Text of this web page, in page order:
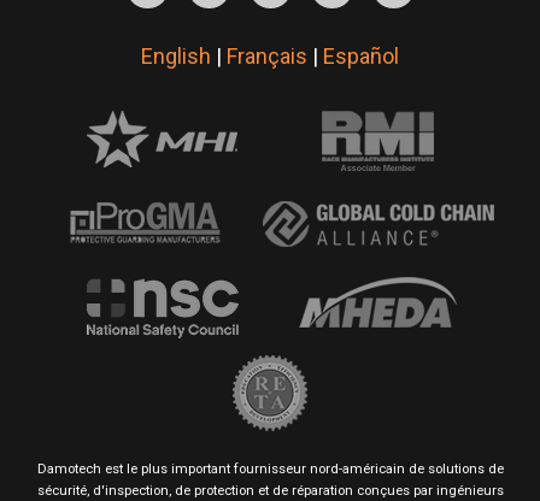
English | Français | Español
Damotech est le plus important fournisseur nord-américain de solutions de
sécurité, d'inspection, de protection et de réparation conçues par ingénieurs